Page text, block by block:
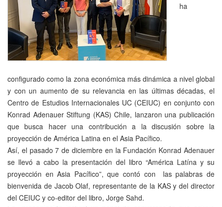
ha
configurado como la zona económica más dinámica a nivel global
y con un aumento de su relevancia en las últimas décadas, el
Centro de Estudios Internacionales UC (CEIUC) en conjunto con
Konrad Adenauer Stiftung (KAS) Chile, lanzaron una publicación
que busca hacer una contribución a la discusión sobre la
proyección de América Latina en el Asia Pacífico.
Así, el pasado 7 de diciembre en la Fundación Konrad Adenauer
se llevó a cabo la presentación del libro “América Latína y su
proyección en Asia Pacífico”, que contó con las palabras de
bienvenida de Jacob Olaf, representante de la KAS y del director
del CEIUC y co-editor del libro, Jorge Sahd.